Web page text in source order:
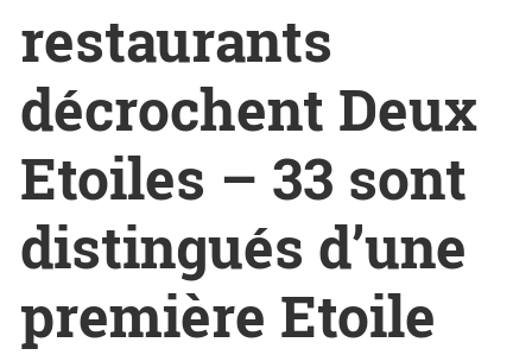
restaurants
décrochent Deux
Etoiles – 33 sont
distingués d’une
première Etoile